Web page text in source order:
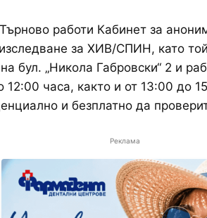
работи Кабинет за
за ХИВ/СПИН, като
бул. „Никола Габровски“ 2 и
12:00 часа, както и от 13:00 до
и безплатно да
Реклама